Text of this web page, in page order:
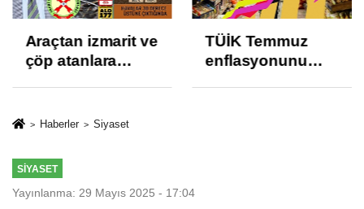
Araçtan izmarit ve
çöp atanlara
izmariti
TÜİK Temmuz
enflasyonunu
Haberler Siyaset
SIYASET
Yayınlanma: 29 Mayıs 2025 - 17:04